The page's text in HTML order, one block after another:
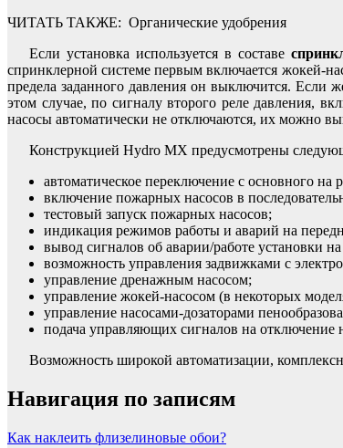
ЧИТАТЬ ТАКЖЕ: Органические удобрения
Если установка используется в составе
спринклерной системе первым включается жокей-
предела заданного давления он выключится. Если
этом случае, по сигналу второго реле давления,
насосы автоматически не отключаются, их можно
Конструкцией Hydro MX предусмотрены
автоматическое переключение с основного на
включение пожарных насосов в
тестовый запуск пожарных насосов;
индикация режимов работы и аварий на
вывод сигналов об аварии/работе установки
возможность управления задвижками с
управление дренажным насосом;
управление жокей-насосом (в некоторых
управление насосами-дозаторами
подача управляющих сигналов на отключение
Возможность широкой автоматизации,
Навигация по записям
Как наклеить флизелиновые обои?